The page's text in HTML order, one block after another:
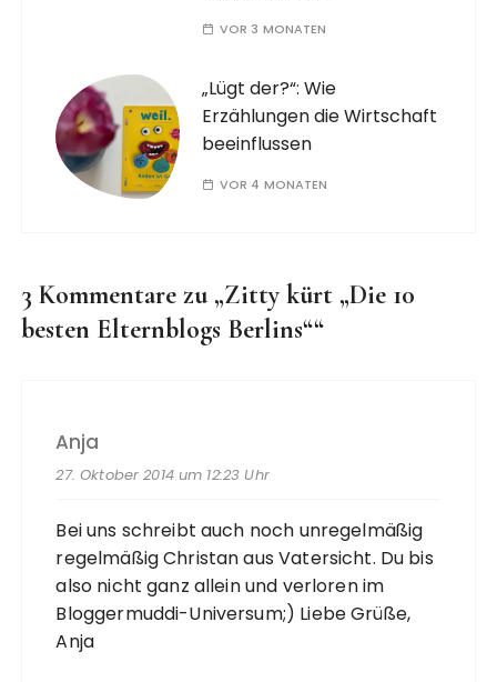
VOR 3 MONATEN
„Lügt der?“: Wie
Erzählungen die Wirtschaft
beeinflussen
VOR 4 MONATEN
3 Kommentare zu „Zitty kürt „Die 10
besten Elternblogs Berlins““
Anja
27. Oktober 2014 um 12:23 Uhr
Bei uns schreibt auch noch unregelmäßig
regelmäßig Christan aus Vatersicht. Du bis
also nicht ganz allein und verloren im
Bloggermuddi-Universum;) Liebe Grüße,
Anja